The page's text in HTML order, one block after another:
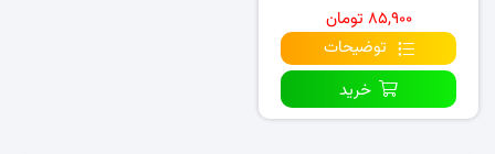
۸۵,۹۰۰ تومان
توضیحات
خرید